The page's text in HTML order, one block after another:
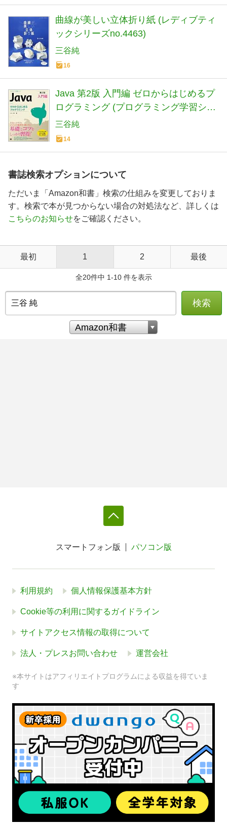
曲線が美しい立体折り紙 (レディブティ
ックシリーズno.4463)
三谷純
16
Java 第2版 入門編 ゼロからはじめるプ
ログラミング (プログラミング学習シリ
ーズ)
三谷純
14
書誌検索オプションについて
ただいま「Amazon和書」検索の仕組みを変更しておりま
す。検索で本が見つからない場合の対処法など、詳しくは
こちらのお知らせをご確認ください。
最初 1 2 最後
全20件中 1-10 件を表示
検索
スマートフォン版 パソコン版
利用規約 個人情報保護基本方針
Cookie等の利用に関するガイドライン
サイトアクセス情報の取得について
法人・プレスお問い合わせ 運営会社
※本サイトはアフィリエイトプログラムによる収益を得ていま
す